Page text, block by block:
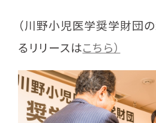
（川野小児医学奨学財団
るリリースはこちら）